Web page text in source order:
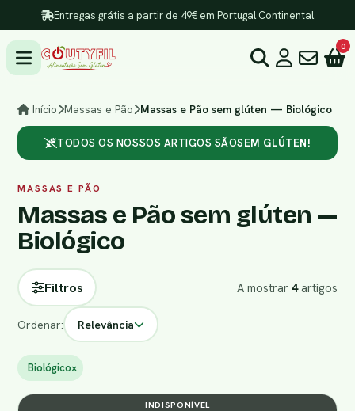
Entregas grátis a partir de 49€ em Portugal Continental
0
Início Massas e Pão Massas e Pão sem glúten — Biológico
TODOS OS NOSSOS ARTIGOS SÃOSEM GLÚTEN!
MASSAS E PÃO
Massas e Pão sem glúten —
Biológico
Filtros A mostrar 4artigos
Ordenar: Relevância
Biológico×
INDISPONÍVEL